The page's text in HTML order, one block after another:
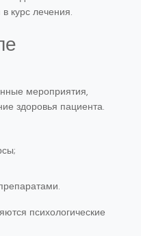
курс лечения.
мероприятия,
здоровья пациента.
психологические